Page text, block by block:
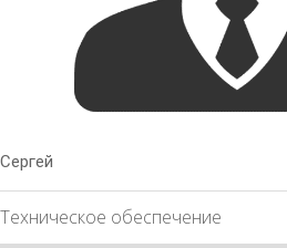
Сергей
Техническое обеспечение